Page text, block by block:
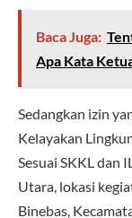
Baca Juga:
Apa Kata
Sedangkan izin
Kelayakan
Sesuai SKKL dan
Utara, lokasi
Binebas,